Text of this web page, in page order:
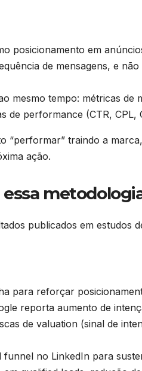
posicionamento em
de mensagens, e
mesmo tempo: métricas de
de performance (CTR, CPL,
“performar” traindo a
ação.
publicados em estudos
para reforçar
reporta aumento de
de valuation (sinal de
no LinkedIn para